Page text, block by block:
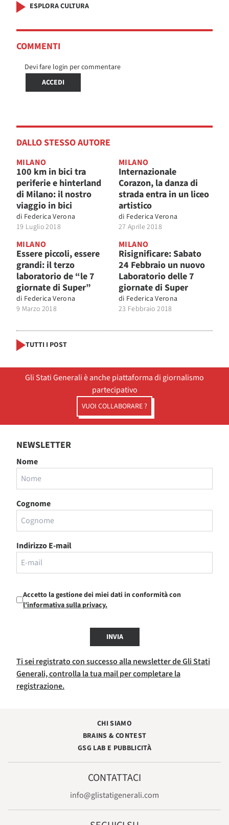
ESPLORA CULTURA
COMMENTI
Devi fare login per commentare
ACCEDI
DALLO STESSO AUTORE
MILANO
100 km in bici tra
periferie e hinterland
di Milano: il nostro
viaggio in bici
di Federica Verona
19 Luglio 2018
MILANO
Internazionale
Corazon, la danza di
strada entra in un liceo
artistico
di Federica Verona
27 Aprile 2018
MILANO
Essere piccoli, essere
grandi: il terzo
laboratorio de “le 7
giornate di Super”
di Federica Verona
9 Marzo 2018
MILANO
Risignificare: Sabato
24 Febbraio un nuovo
Laboratorio delle 7
giornate di Super
di Federica Verona
23 Febbraio 2018
TUTTI I POST
Gli Stati Generali è anche piattaforma di giornalismo
partecipativo
VUOI COLLABORARE ?
NEWSLETTER
Nome
Cognome
Indirizzo E-mail
Accetto la gestione dei miei dati in conformità con
l'informativa sulla privacy.
INVIA
Ti sei registrato con successo alla newsletter de Gli Stati
Generali, controlla la tua mail per completare la
registrazione.
CHI SIAMO
BRAINS & CONTEST
GSG LAB E PUBBLICITÀ
CONTATTACI
info@glistatigenerali.com